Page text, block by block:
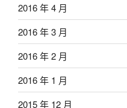
2016 年 4 月
2016 年 3 月
2016 年 2 月
2016 年 1 月
2015 年 12 月